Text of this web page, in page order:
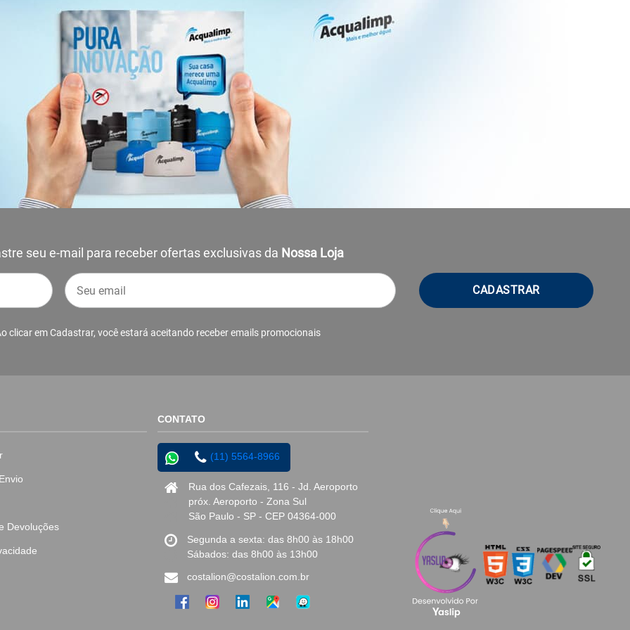
seu e-mail para receber ofertas exclusivas da Nossa Loja
CADASTRAR
clicar em Cadastrar, você estará aceitando receber emails promocionais
Devoluções
CONTATO
(11) 5564-8966
Rua dos Cafezais, 116 - Jd. Aeroporto
próx. Aeroporto - Zona Sul
São Paulo - SP - CEP 04364-000
Segunda a sexta: das 8h00 às 18h00
Sábados: das 8h00 às 13h00
costalion@costalion.com.br